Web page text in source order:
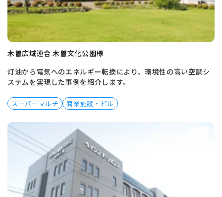
木曽広域連合 木曽文化公園様
灯油から電気へのエネルギー転換により、環境性の高い空調シ
ステムを実現した事例を紹介します。
スーパーマルチ 商業施設・ビル